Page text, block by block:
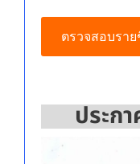
ตรวจสอบราย
ประก